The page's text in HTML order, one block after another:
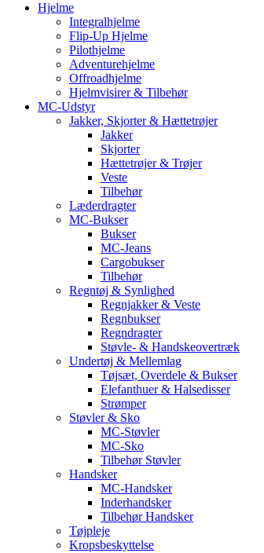
Hjelme
Integralhjelme
Flip-Up Hjelme
Pilothjelme
Adventurehjelme
Offroadhjelme
Hjelmvisirer & Tilbehør
MC-Udstyr
Jakker, Skjorter & Hættetrøjer
Jakker
Skjorter
Hættetrøjer & Trøjer
Veste
Tilbehør
Læderdragter
MC-Bukser
Bukser
MC-Jeans
Cargobukser
Tilbehør
Regntøj & Synlighed
Regnjakker & Veste
Regnbukser
Regndragter
Støvle- & Handskeovertræk
Undertøj & Mellemlag
Tøjsæt, Overdele & Bukser
Elefanthuer & Halsedisser
Strømper
Støvler & Sko
MC-Støvler
MC-Sko
Tilbehør Støvler
Handsker
MC-Handsker
Inderhandsker
Tilbehør Handsker
Tøjpleje
Kropsbeskyttelse